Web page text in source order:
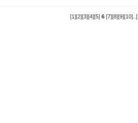
[1][2][3][4][5] 6 [7][8][9][10]